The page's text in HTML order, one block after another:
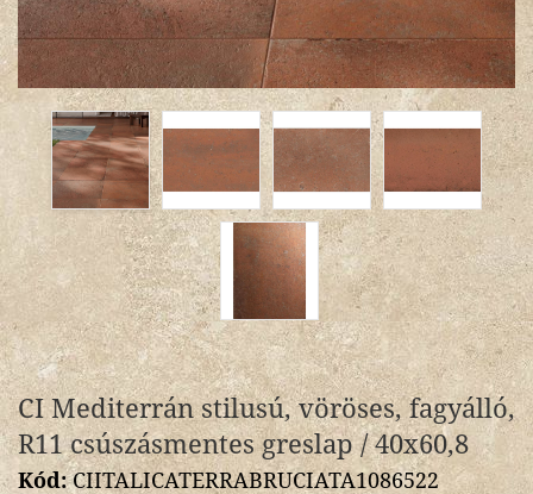
CI Mediterrán stilusú, vöröses, fagyálló,
R11 csúszásmentes greslap / 40x60,8
Kód:CIITALICATERRABRUCIATA1086522